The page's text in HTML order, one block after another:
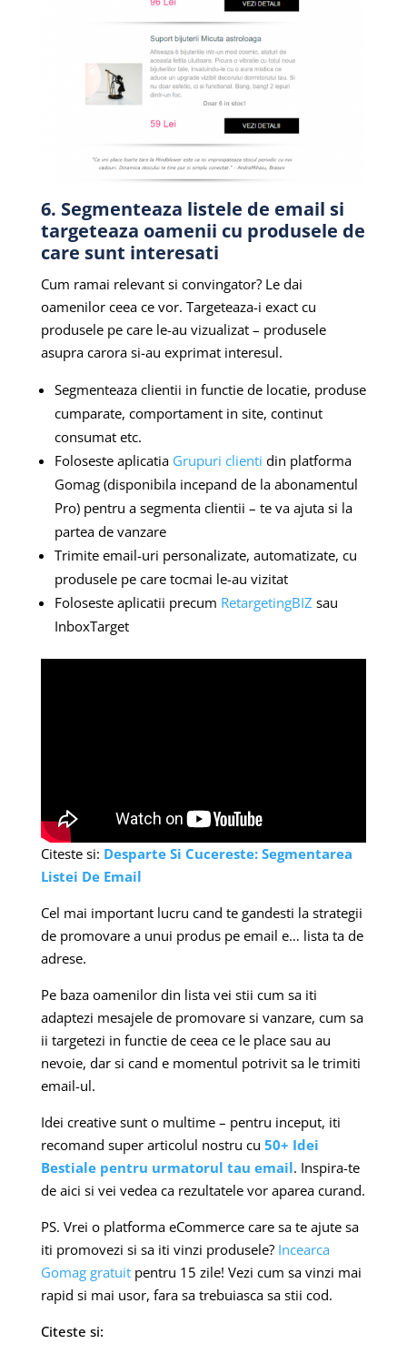
6. Segmenteaza listele de email si
targeteaza oamenii cu produsele de
care sunt interesati
Cum ramai relevant si convingator? Le dai
oamenilor ceea ce vor. Targeteaza-i exact cu
produsele pe care le-au vizualizat – produsele
asupra carora si-au exprimat interesul.
Segmenteaza clientii in functie de locatie, produse
cumparate, comportament in site, continut
consumat etc.
Foloseste aplicatia Grupuri clienti din platforma
Gomag (disponibila incepand de la abonamentul
Pro) pentru a segmenta clientii – te va ajuta si la
partea de vanzare
Trimite email-uri personalizate, automatizate, cu
produsele pe care tocmai le-au vizitat
Foloseste aplicatii precum RetargetingBIZ sau
InboxTarget
Citeste si: Desparte Si Cucereste: Segmentarea
Listei De Email
Cel mai important lucru cand te gandesti la strategii
de promovare a unui produs pe email e… lista ta de
adrese.
Pe baza oamenilor din lista vei stii cum sa iti
adaptezi mesajele de promovare si vanzare, cum sa
ii targetezi in functie de ceea ce le place sau au
nevoie, dar si cand e momentul potrivit sa le trimiti
email-ul.
Idei creative sunt o multime – pentru inceput, iti
recomand super articolul nostru cu 50+ Idei
Bestiale pentru urmatorul tau email. Inspira-te
de aici si vei vedea ca rezultatele vor aparea curand.
PS. Vrei o platforma eCommerce care sa te ajute sa
iti promovezi si sa iti vinzi produsele? Incearca
Gomag gratuitpentru 15 zile! Vezi cum sa vinzi mai
rapid si mai usor, fara sa trebuiasca sa stii cod.
Citeste si: